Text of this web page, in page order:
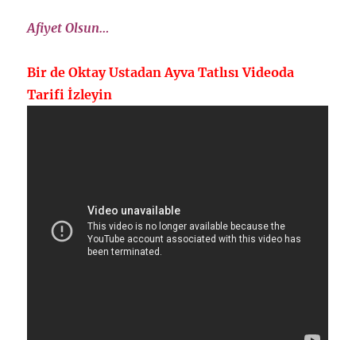
Afiyet Olsun…
Bir de Oktay Ustadan Ayva Tatlısı Videoda
Tarifi İzleyin